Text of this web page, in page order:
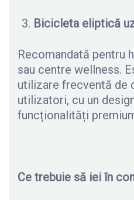
Bicicleta eliptică
Recomandată pentru
sau centre wellness.
utilizare frecventă de
utilizatori, cu un
funcționalități
Ce trebuie să iei în